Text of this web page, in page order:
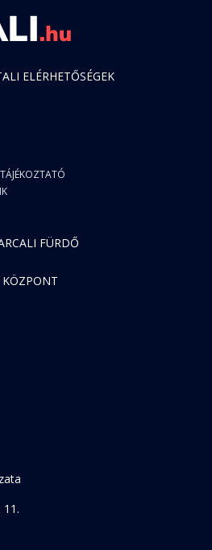
ELÉRHETŐSÉGEK
FÜRDŐ
KÖZPONT
11.